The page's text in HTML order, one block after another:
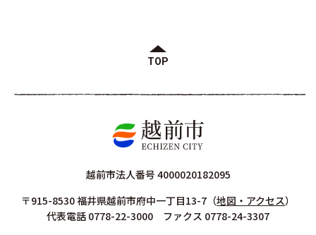
TOP
越前市法人番号 4000020182095
〒915-8530 福井県越前市府中一丁目13-7 （地図・アクセス）
代表電話 0778-22-3000 ファクス 0778-24-3307